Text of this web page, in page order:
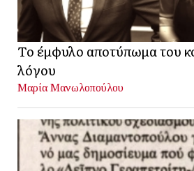
Το έμφυλο αποτύπωμα του
λόγου
Μαρία Μανωλοπούλου